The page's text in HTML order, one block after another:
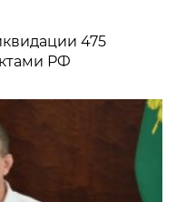
475
РФ